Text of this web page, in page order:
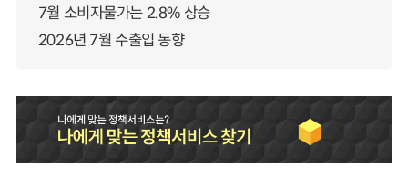
7월 소비자물가는 2.8% 상승
2026년 7월 수출입 동향